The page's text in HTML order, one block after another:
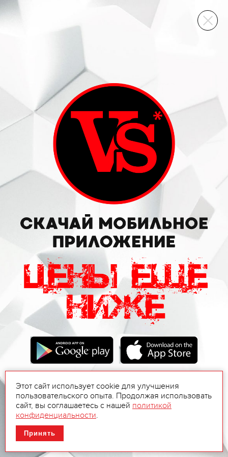
ВИННЫЙ СКЛАД
Этот сайт использует cookie для улучшения
пользовательского опыта. Продолжая использовать
сайт, вы соглашаетесь с нашей политикой
конфиденциальности.
Принять